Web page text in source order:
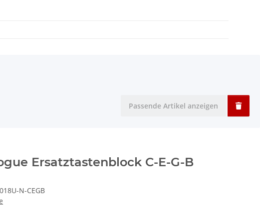
Passende Artikel anzeigen
Ersatztastenblock C-E-G-B
N-CEGB